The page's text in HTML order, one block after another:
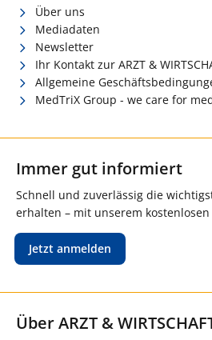
Über uns
Mediadaten
Newsletter
Ihr Kontakt zur ARZT &
Allgemeine
MedTriX Group - we care for
Immer gut informiert
Schnell und zuverlässig die
erhalten – mit unserem
Jetzt anmelden
Über ARZT &